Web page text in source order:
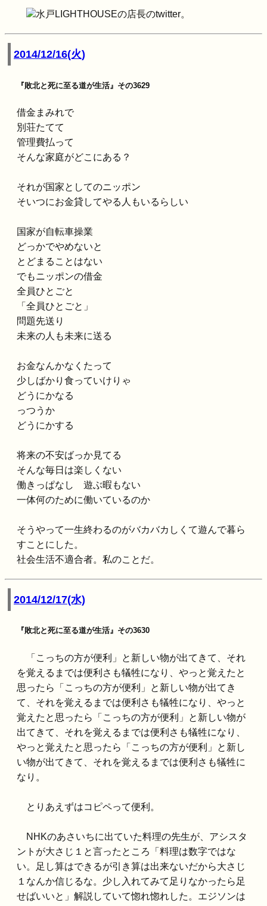
水戸LIGHTHOUSEの店長のtwitter。
2014/12/16(火)
『敗北と死に至る道が生活』その3629
借金まみれで
別荘たてて
管理費払って
そんな家庭がどこにある？
それが国家としてのニッポン
そいつにお金貸してやる人もいるらしい
国家が自転車操業
どっかでやめないと
とどまることはない
でもニッポンの借金
全員ひとごと
「全員ひとごと」
問題先送り
未来の人も未来に送る
お金なんかなくたって
少しばかり食っていけりゃ
どうにかなる
っつうか
どうにかする
将来の不安ばっか見てる
そんな毎日は楽しくない
働きっぱなし 遊ぶ暇もない
一体何のために働いているのか
そうやって一生終わるのがバカバカしくて遊んで暮ら
すことにした。
社会生活不適合者。私のことだ。
2014/12/17(水)
『敗北と死に至る道が生活』その3630
「こっちの方が便利」と新しい物が出てきて、それ
を覚えるまでは便利さも犠牲になり、やっと覚えたと
思ったら「こっちの方が便利」と新しい物が出てき
て、それを覚えるまでは便利さも犠牲になり、やっと
覚えたと思ったら「こっちの方が便利」と新しい物が
出てきて、それを覚えるまでは便利さも犠牲になり、
やっと覚えたと思ったら「こっちの方が便利」と新し
い物が出てきて、それを覚えるまでは便利さも犠牲に
なり。
とりあえずはコピペって便利。
NHKのあさいちに出ていた料理の先生が、アシスタ
ントが大さじ１と言ったところ「料理は数字ではな
い。足し算はできるが引き算は出来ないだから大さじ
１なんか信じるな。少し入れてみて足りなかったら足
せばいいと」解説していて惚れ惚れした。エジソンは